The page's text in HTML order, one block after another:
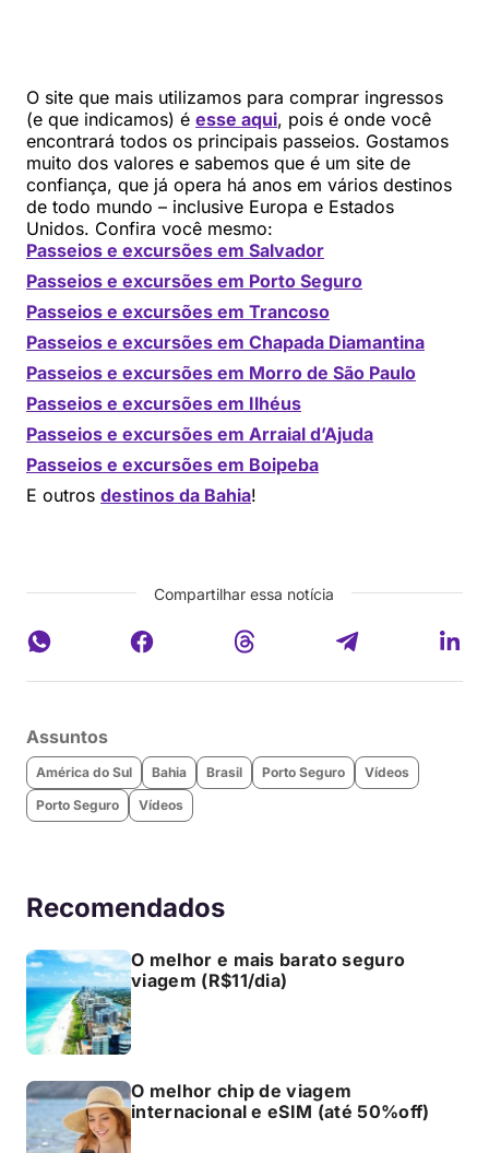
O site que mais utilizamos para comprar ingressos
(e que indicamos) é esse aqui, pois é onde você
encontrará todos os principais passeios. Gostamos
muito dos valores e sabemos que é um site de
confiança, que já opera há anos em vários destinos
de todo mundo – inclusive Europa e Estados
Unidos. Confira você mesmo:
Passeios e excursões em Salvador
Passeios e excursões em Porto Seguro
Passeios e excursões em Trancoso
Passeios e excursões em Chapada Diamantina
Passeios e excursões em Morro de São Paulo
Passeios e excursões em Ilhéus
Passeios e excursões em Arraial d’Ajuda
Passeios e excursões em Boipeba
E outros destinos da Bahia!
Compartilhar essa notícia
Assuntos
América do Sul Bahia Brasil Porto Seguro
Vídeos
Porto Seguro
Vídeos
Recomendados
O melhor e mais barato seguro
viagem (R$11/dia)
O melhor chip de viagem
internacional e eSIM (até 50%off)